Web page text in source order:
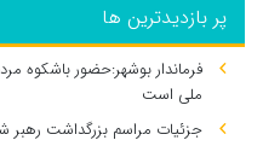
پر بازدیدترین ها
فرماندار بوشهر:حضور باشکوه
ملی است
جزئیات مراسم بزرگداشت